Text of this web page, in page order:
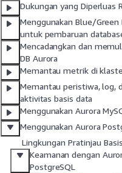
Dukungan yang Diperluas
Menggunakan Blue/
untuk pembaruan
Mencadangkan dan
DB Aurora
Memantau metrik di
Memantau peristiwa, log,
aktivitas basis data
Menggunakan Aurora
Menggunakan Aurora
Lingkungan Pratinjau
Keamanan dengan
PostgreSQL